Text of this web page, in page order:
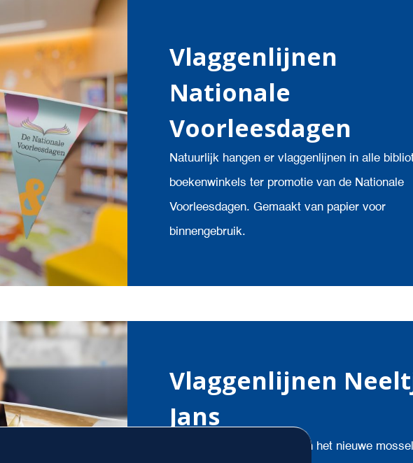
Vlaggenlijnen
Nationale
Voorleesdagen
Natuurlijk hangen er vlaggenlijnen in alle
boekenwinkels ter promotie van de Nationale
Voorleesdagen. Gemaakt van papier voor
binnengebruik.
Vlaggenlijnen
Jans
Vlaggetjes ter promotie van het nieuwe